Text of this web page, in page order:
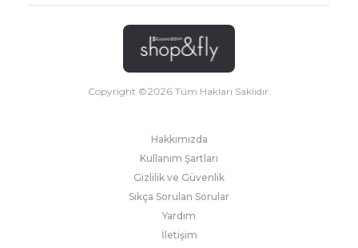
Copyright ©2026Tüm Hakları Saklıdır.
Hakkımızda
Kullanım Şartları
Gizlilik ve Güvenlik
Sıkça Sorulan Sorular
Yardım
İletişim